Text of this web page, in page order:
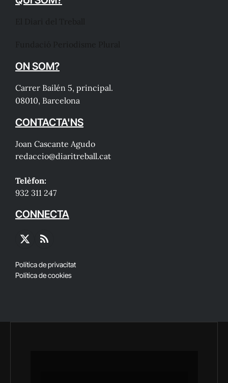
ON SOM?
Carrer Bailén 5, principal.
08010, Barcelona
CONTACTA'NS
Joan Cascante Agudo
redaccio@diaritreball.cat
Telèfon:
932 311 247
CONNECTA
X
RSS
Política de privacitat
Política de cookies